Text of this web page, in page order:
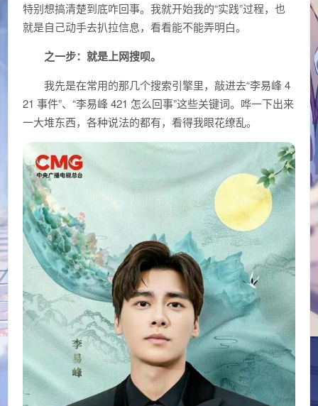
特别想搞清楚到底咋回事。我就开始我的“实践”过程，也
就是自己动手去扒拉信息，看看能不能弄明白。
之一步：就是上网搜呗。
我先是在常用的那几个搜索引擎里，敲进去“李易峰 4
21 事件”、“李易峰 421 怎么回事”这些关键词。哗一下出来
一大堆东西，各种说法的都有，看得我眼花缭乱。